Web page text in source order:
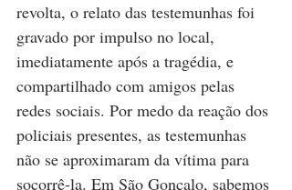
revolta, o relato das testemunhas foi
gravado por impulso no local,
imediatamente após a tragédia, e
compartilhado com amigos pelas
redes sociais. Por medo da reação dos
policiais presentes, as testemunhas
não se aproximaram da vítima para
socorrê-la. Em São Gonçalo, sabemos